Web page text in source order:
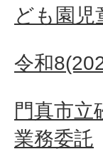
ども園児
令和
門真市立
業務委託